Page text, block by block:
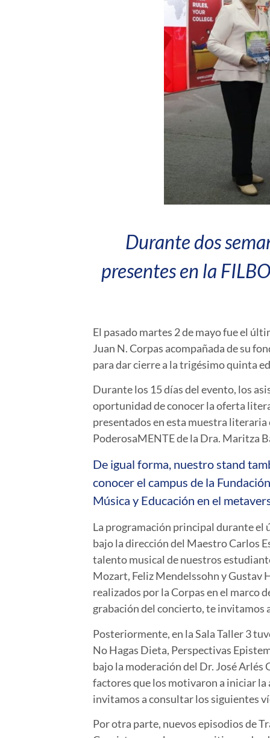
Durante dos
presentes en la
El pasado martes 2 de mayo fue el
Juan N. Corpas acompañada de su
para dar cierre a la trigésimo quinta
Durante los 15 días del evento, los
oportunidad de conocer la oferta
presentados en esta muestra
PoderosaMENTE de la Dra. Maritza
De igual forma, nuestro stand
conocer el campus de la
Música y Educación en el
La programación principal durante el
bajo la dirección del Maestro Carlos
talento musical de nuestros
Mozart, Feliz Mendelssohn y Gustav
realizados por la Corpas en el marco
grabación del concierto, te invitamos
Posteriormente, en la Sala Taller 3
No Hagas Dieta, Perspectivas
bajo la moderación del Dr. José Arlés
factores que los motivaron a iniciar
invitamos a consultar los siguientes
Por otra parte, nuevos episodios de